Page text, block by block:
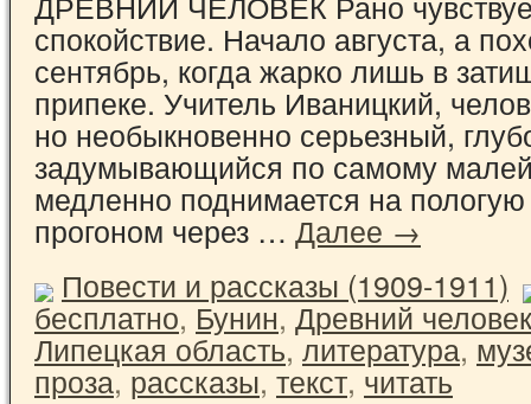
спокойствие. Начало августа, а
сентябрь, когда жарко лишь в
припеке. Учитель Иваницкий,
но необыкновенно серьезный,
задумывающийся по самому
медленно поднимается на пологую
прогоном через … Далее →
Повести и рассказы (1909-1911)
бесплатно,Бунин,Древний человек
Липецкая область,литература,
проза,рассказы,текст,читать